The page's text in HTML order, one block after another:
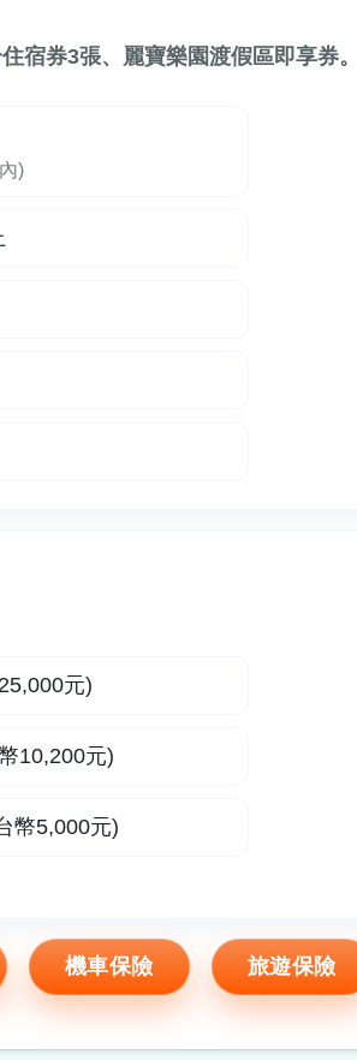
宿券3張、麗寶樂園渡假區即享券。
)
元)
10,200元)
幣5,000元)
機車保險 旅遊保險